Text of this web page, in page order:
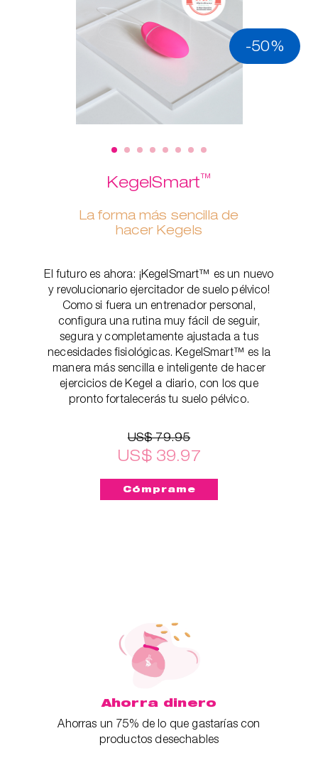
-50%
KegelSmart™
La forma más sencilla de
hacer Kegels
El futuro es ahora: ¡KegelSmart™ es un nuevo
y revolucionario ejercitador de suelo pélvico!
Como si fuera un entrenador personal,
configura una rutina muy fácil de seguir,
segura y completamente ajustada a tus
necesidades fisiológicas. KegelSmart™ es la
manera más sencilla e inteligente de hacer
ejercicios de Kegel a diario, con los que
pronto fortalecerás tu suelo pélvico.
US$ 79.95
US$ 39.97
Ahorra dinero
Ahorras un 75% de lo que gastarías con
productos desechables